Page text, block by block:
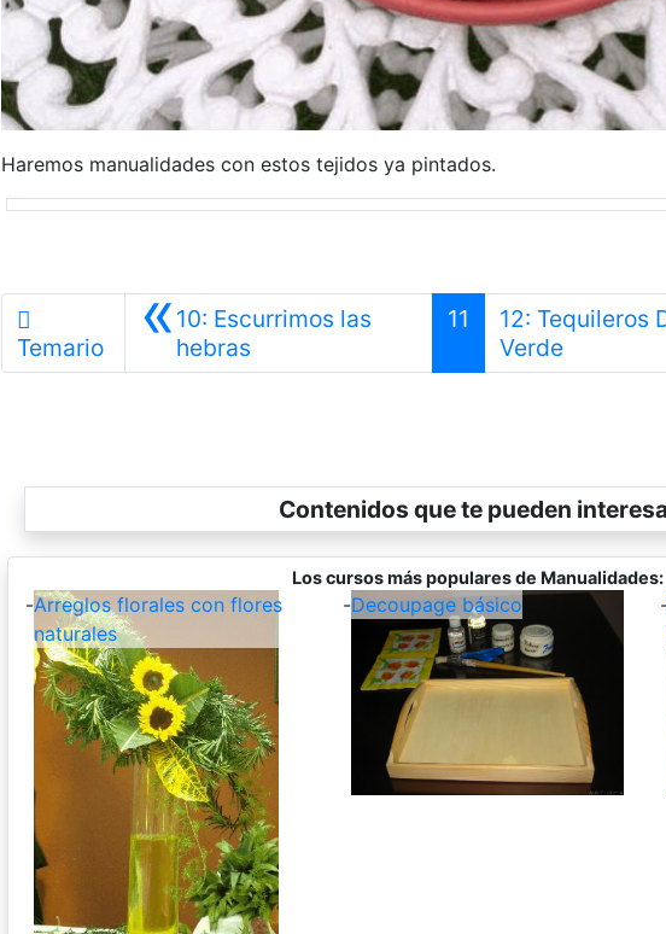
Haremos manualidades con estos tejidos ya pintados.
Temario «10: Escurrimos las
hebrasAnterior
11
12: Tequileros
VerdeSiguiente
Contenidos que te pueden
Los cursos más populares de Manualidades:
-Arreglos florales con flores
naturales
-Decoupage básico